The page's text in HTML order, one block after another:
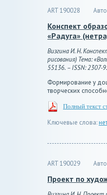
ART 190028
Конспект
«Радуга»
Визгина И. Н.
рисования) Тема:
55136. – ISSN: 2307-
Формирование у
творческих
Полный текст
Ключевые слова:
ART 190029
Проект по